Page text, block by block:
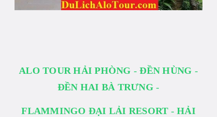
ALO TOUR HẢI PHÒNG - ĐỀN HÙNG -
ĐỀN HAI BÀ TRƯNG -
FLAMMINGO ĐẠI LẢI RESORT - HẢI